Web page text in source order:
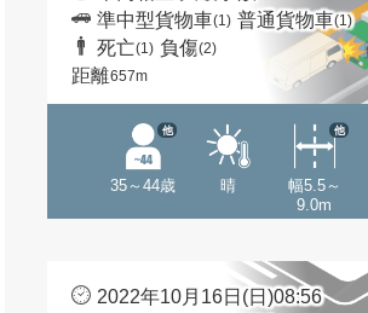
準中型貨物車(1) 普通貨物車(1)
死亡(1) 負傷(2)
距離657m
35～44歳
他
晴
幅5.5～
9.0m
他
2022年10月16日(日)08:56